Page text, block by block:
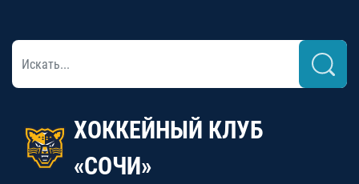
ХОККЕЙНЫЙ КЛУБ
«СОЧИ»